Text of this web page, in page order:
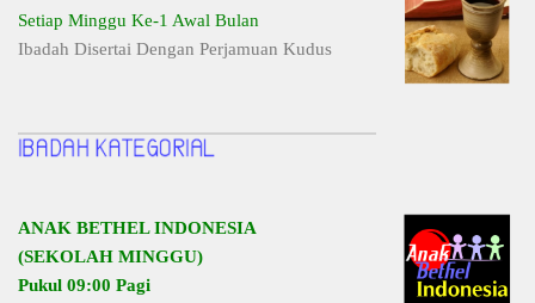
Setiap Minggu Ke-1 Awal Bulan
Ibadah Disertai Dengan Perjamuan Kudus
ANAK BETHEL INDONESIA
(SEKOLAH MINGGU)
Pukul 09:00 Pagi